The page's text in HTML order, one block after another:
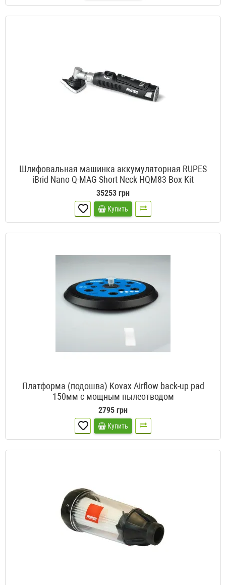
Шлифовальная машинка аккумуляторная RUPES
iBrid Nano Q-MAG Short Neck HQM83 Box Kit
35253 грн
Купить
Платформа (подошва) Kovax Airflow back-up pad
150мм с мощным пылеотводом
2795 грн
Купить